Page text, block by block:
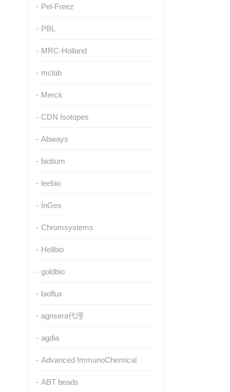
Pel-Freez
PBL
MRC-Holland
mclab
Merck
CDN Isotopes
Abways
biotium
leebio
InGex
Chromsystems
Hellbio
goldbio
bioflux
agrisera代理
agdia
Advanced ImmunoChemical
ABT beads